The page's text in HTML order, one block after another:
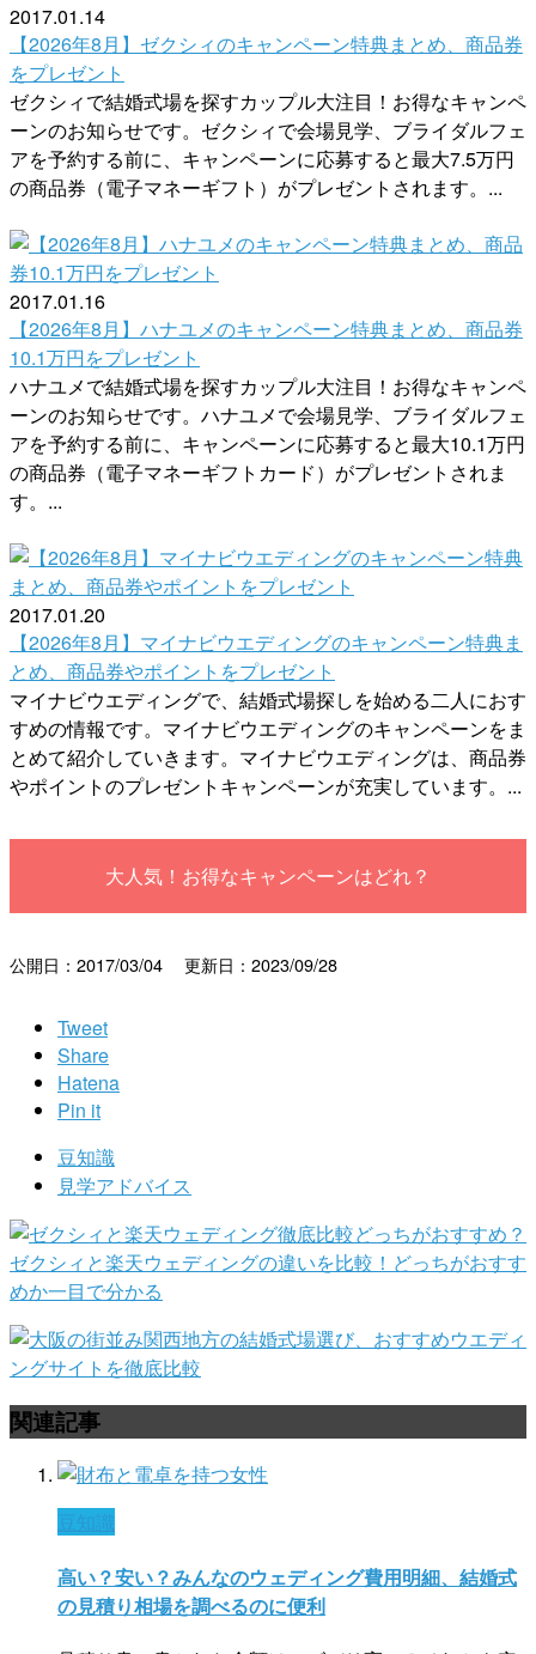
2017.01.14
【2026年8月】ゼクシィのキャンペーン特典まとめ、商品券
をプレゼント
ゼクシィで結婚式場を探すカップル大注目！お得なキャンペ
ーンのお知らせです。ゼクシィで会場見学、ブライダルフェ
アを予約する前に、キャンペーンに応募すると最大7.5万円
の商品券（電子マネーギフト）がプレゼントされます。...
2017.01.16
【2026年8月】ハナユメのキャンペーン特典まとめ、商品券
10.1万円をプレゼント
ハナユメで結婚式場を探すカップル大注目！お得なキャンペ
ーンのお知らせです。ハナユメで会場見学、ブライダルフェ
アを予約する前に、キャンペーンに応募すると最大10.1万円
の商品券（電子マネーギフトカード）がプレゼントされま
す。...
2017.01.20
【2026年8月】マイナビウエディングのキャンペーン特典ま
とめ、商品券やポイントをプレゼント
マイナビウエディングで、結婚式場探しを始める二人におす
すめの情報です。マイナビウエディングのキャンペーンをま
とめて紹介していきます。マイナビウエディングは、商品券
やポイントのプレゼントキャンペーンが充実しています。...
大人気！お得なキャンペーンはどれ？
公開日：2017/03/04 更新日：2023/09/28
Tweet
Share
Hatena
Pin it
豆知識
見学アドバイス
ゼクシィと楽天ウェディングの違いを比較！どっちがおすす
めか一目で分かる
関西地方の結婚式場選び、おすすめウエディ
ングサイトを徹底比較
関連記事
豆知識
高い？安い？みんなのウェディング費用明細、結婚式
の見積り相場を調べるのに便利